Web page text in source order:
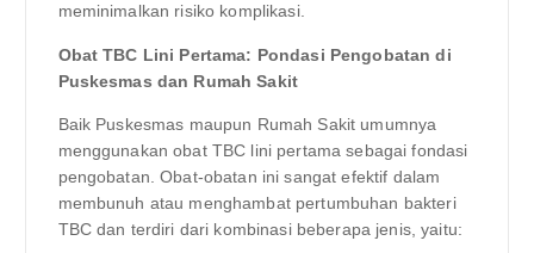
meminimalkan risiko komplikasi.
Obat TBC Lini Pertama: Pondasi Pengobatan di
Puskesmas dan Rumah Sakit
Baik Puskesmas maupun Rumah Sakit umumnya
menggunakan obat TBC lini pertama sebagai fondasi
pengobatan. Obat-obatan ini sangat efektif dalam
membunuh atau menghambat pertumbuhan bakteri
TBC dan terdiri dari kombinasi beberapa jenis, yaitu: